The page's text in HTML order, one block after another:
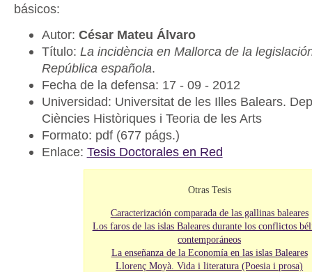
básicos:
Autor: César Mateu Álvaro
Título: La incidència en Mallorca de la
República española.
Fecha de la defensa: 17 - 09 - 2012
Universidad: Universitat de les Illes Balears.
Ciències Històriques i Teoria de les Arts
Formato: pdf (677 págs.)
Enlace: Tesis Doctorales en Red
Otras Tesis
Caracterización comparada de las gallinas baleares
Los faros de las islas Baleares durante los conflictos
contemporáneos
La enseñanza de la Economía en las islas Baleares
Llorenç Moyà. Vida i literatura (Poesia i prosa)